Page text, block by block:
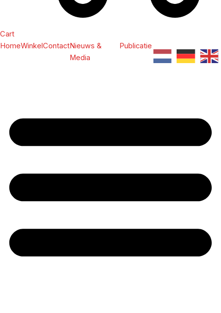
Cart
HomeWinkelContactNieuws &
Media
Publicatie